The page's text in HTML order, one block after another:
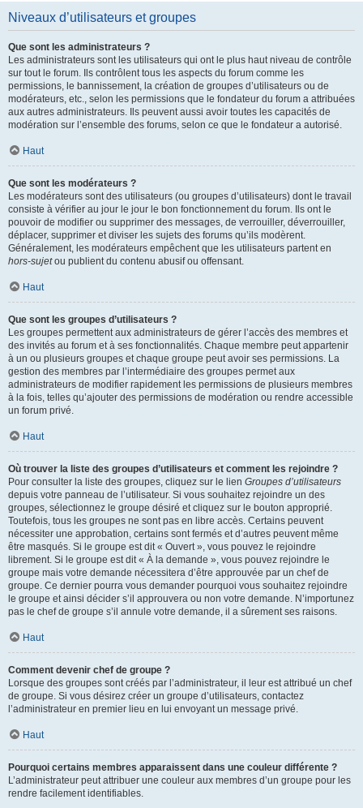
Niveaux d’utilisateurs et groupes
Que sont les administrateurs ?
Les administrateurs sont les utilisateurs qui ont le plus haut niveau de contrôle
sur tout le forum. Ils contrôlent tous les aspects du forum comme les
permissions, le bannissement, la création de groupes d’utilisateurs ou de
modérateurs, etc., selon les permissions que le fondateur du forum a attribuées
aux autres administrateurs. Ils peuvent aussi avoir toutes les capacités de
modération sur l’ensemble des forums, selon ce que le fondateur a autorisé.
Haut
Que sont les modérateurs ?
Les modérateurs sont des utilisateurs (ou groupes d’utilisateurs) dont le travail
consiste à vérifier au jour le jour le bon fonctionnement du forum. Ils ont le
pouvoir de modifier ou supprimer des messages, de verrouiller, déverrouiller,
déplacer, supprimer et diviser les sujets des forums qu’ils modèrent.
Généralement, les modérateurs empêchent que les utilisateurs partent en
hors-sujetou publient du contenu abusif ou offensant.
Haut
Que sont les groupes d’utilisateurs ?
Les groupes permettent aux administrateurs de gérer l’accès des membres et
des invités au forum et à ses fonctionnalités. Chaque membre peut appartenir
à un ou plusieurs groupes et chaque groupe peut avoir ses permissions. La
gestion des membres par l’intermédiaire des groupes permet aux
administrateurs de modifier rapidement les permissions de plusieurs membres
à la fois, telles qu’ajouter des permissions de modération ou rendre accessible
un forum privé.
Haut
Où trouver la liste des groupes d’utilisateurs et comment les rejoindre ?
Pour consulter la liste des groupes, cliquez sur le lien Groupes d’utilisateurs
depuis votre panneau de l’utilisateur. Si vous souhaitez rejoindre un des
groupes, sélectionnez le groupe désiré et cliquez sur le bouton approprié.
Toutefois, tous les groupes ne sont pas en libre accès. Certains peuvent
nécessiter une approbation, certains sont fermés et d’autres peuvent même
être masqués. Si le groupe est dit « Ouvert », vous pouvez le rejoindre
librement. Si le groupe est dit « À la demande », vous pouvez rejoindre le
groupe mais votre demande nécessitera d’être approuvée par un chef de
groupe. Ce dernier pourra vous demander pourquoi vous souhaitez rejoindre
le groupe et ainsi décider s’il approuvera ou non votre demande. N’importunez
pas le chef de groupe s’il annule votre demande, il a sûrement ses raisons.
Haut
Comment devenir chef de groupe ?
Lorsque des groupes sont créés par l’administrateur, il leur est attribué un chef
de groupe. Si vous désirez créer un groupe d’utilisateurs, contactez
l’administrateur en premier lieu en lui envoyant un message privé.
Haut
Pourquoi certains membres apparaissent dans une couleur différente ?
L’administrateur peut attribuer une couleur aux membres d’un groupe pour les
rendre facilement identifiables.